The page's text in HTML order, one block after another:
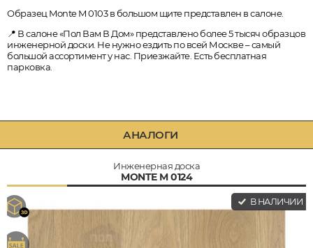
Образец Monte M 0103 в большом щите представлен в салоне.
📍 В салоне «Пол Вам В Дом» представлено более 5 тысяч образцов
инженерной доски. Не нужно ездить по всей Москве – самый
большой ассортимент у нас. Приезжайте. Есть бесплатная
парковка.
АНАЛОГИ
Инженерная доска
MONTE M 0124
В НАЛИЧИИ